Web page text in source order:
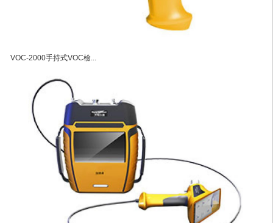
VOC-2000手持式VOC檢...